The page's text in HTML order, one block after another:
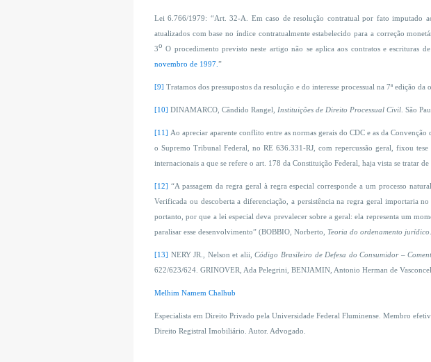
Lei 6.766/1979: “Art. 32-A. Em caso de resolução contratual por fato imputado
atualizados com base no índice contratualmente estabelecido para a correção
3o O procedimento previsto neste artigo não se aplica aos contratos e escrituras
novembro de 1997 ”
[9] Tratamos dos pressupostos da resolução e do interesse processual na 7ª edição da
[10] DINAMARCO, Cândido Rangel, Instituições de Direito Processual Civil . São
[11] Ao apreciar aparente conflito entre as normas gerais do CDC e as da
o Supremo Tribunal Federal, no RE 636.331-RJ, com repercussão geral, fixou
internacionais a que se refere o art. 178 da Constituição Federal, haja vista se tratar de
[12] “A passagem da regra geral à regra especial corresponde a um processo
Verificada ou descoberta a diferenciação, a persistência na regra geral importaria
portanto, por que a lei especial deva prevalecer sobre a geral: ela representa um
paralisar esse desenvolvimento” (BOBBIO, Norberto, Teoria do ordenamento jurídico
[13] NERY JR., Nelson et alii,Código Brasileiro de Defesa do Consumidor –
622/623/624. GRINOVER, Ada Pelegrini, BENJAMIN, Antonio Herman de
Melhim Namem Chalhub
Especialista em Direito Privado pela Universidade Federal Fluminense. Membro
Direito Registral Imobiliário. Autor. Advogado.